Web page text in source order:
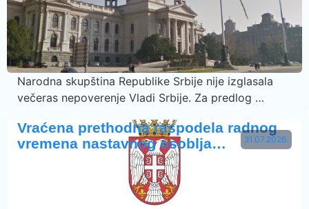
Narodna skupština Republike Srbije nije izglasala
večeras nepoverenje Vladi Srbije. Za predlog …
31.07.2026.
Vraćena prethodna raspodela radnog
vremena nastavnog osoblja…